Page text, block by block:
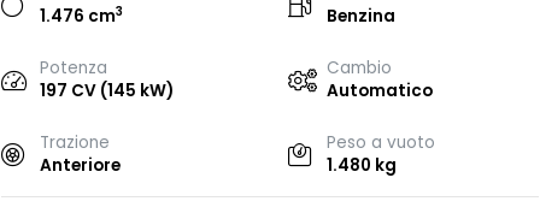
1.476 cm3
Benzina
Potenza
197 CV (145 kW)
Cambio
Automatico
Trazione
Anteriore
Peso a vuoto
1.480 kg